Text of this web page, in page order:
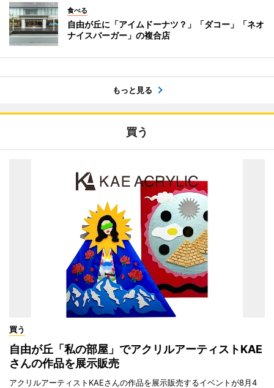
食べる
自由が丘に「アイムドーナツ？」「ダコー」「ネオ
ナイスバーガー」の複合店
もっと見る
買う
買う
自由が丘「私の部屋」でアクリルアーティストKAE
さんの作品を展示販売
アクリルアーティストKAEさんの作品を展示販売するイベントが8月4